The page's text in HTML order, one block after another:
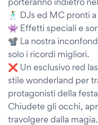
🕺 DJs ed MC pronti
👾 Effetti speciali e
📽️ La nostra
solo i ricordi migliori.
❌ Un esclusivo red
stile wonderland per
protagonisti della
Chiudete gli occhi,
travolgere dalla magia.